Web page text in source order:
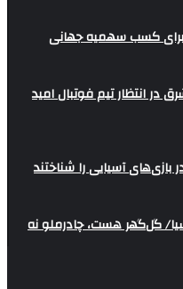
برای کسب سهمیه جهانی
در انتظار تیم فوتبال امید
بازی‌های آسیایی را شناختند